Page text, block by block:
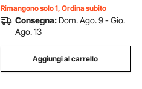
Rimangono solo 1, Ordina subito
Consegna: Dom. Ago. 9 - Gio.
Ago. 13
Aggiungi al carrello